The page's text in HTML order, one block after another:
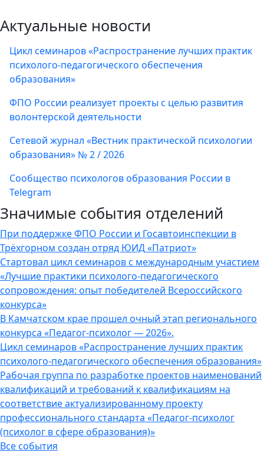
Актуальные новости
Цикл семинаров «Распространение лучших практик
психолого-педагогического обеспечения
образования»
ФПО России реализует проекты с целью развития
волонтерской деятельности
Сетевой журнал «Вестник практической психологии
образования» № 2 / 2026
Сообщество психологов образования России в
Telegram
Значимые события отделений
При поддержке ФПО России и Госавтоинспекции в
Трёхгорном создан отряд ЮИД «Патриот»
Стартовал цикл семинаров с международным участием
«Лучшие практики психолого-педагогического
сопровождения: опыт победителей Всероссийского
конкурса»
В Камчатском крае прошел очный этап регионального
конкурса «Педагог-психолог — 2026».
Цикл семинаров «Распространение лучших практик
психолого-педагогического обеспечения образования»
Рабочая группа по разработке проектов наименований
квалификаций и требований к квалификациям на
соответствие актуализированному проекту
профессионального стандарта «Педагог-психолог
(психолог в сфере образования)»
Все события